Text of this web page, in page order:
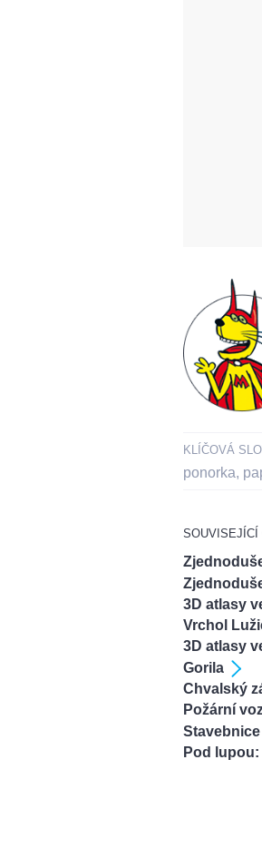
KLÍČOVÁ
ponorka,
SOUVISEJÍCÍ
3D atlasy
Vrchol
3D atlasy
Gorila
Chvalský
Požární
Pod